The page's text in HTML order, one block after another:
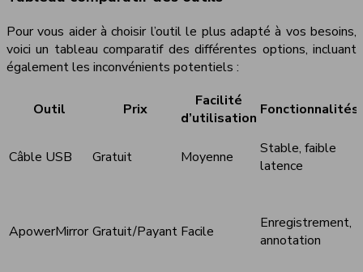
Pour vous aider à choisir l’outil le plus adapté à vos besoins,
voici un tableau comparatif des différentes options, incluant
également les inconvénients potentiels :
Outil Prix
Facilité
d’utilisation Fonctionnalités
Câble USB Gratuit Moyenne
Stable, faible
latence
ApowerMirror Gratuit/Payant Facile
Enregistrement,
annotation